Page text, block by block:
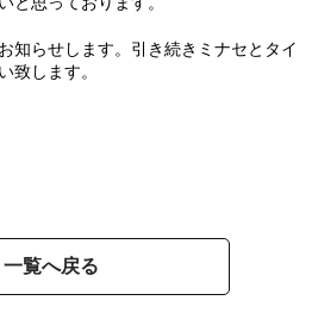
知らせします。引き続きミナセとタイ
致します。
一覧へ戻る